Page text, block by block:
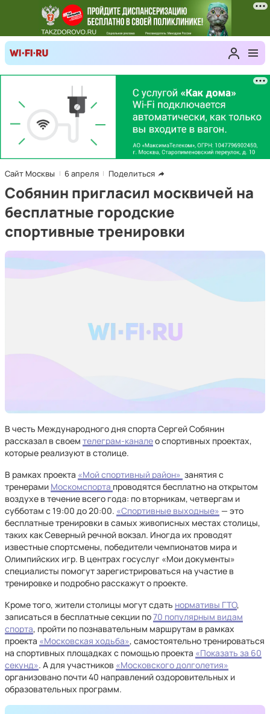
Сайт Москвы 6 апреля Поделиться
Собянин пригласил москвичей на
бесплатные городские
спортивные тренировки
В честь Международного дня спорта Сергей Собянин
рассказал в своем телеграм-каналео спортивных проектах,
которые реализуют в столице.
В рамках проекта «Мой спортивный район» занятия с
тренерами Москомспорта проводятся бесплатно на открытом
воздухе в течение всего года: по вторникам, четвергам и
субботам с 19:00 до 20:00. «Спортивные выходные» — это
бесплатные тренировки в самых живописных местах столицы,
таких как Северный речной вокзал. Иногда их проводят
известные спортсмены, победители чемпионатов мира и
Олимпийских игр. В центрах госуслуг «Мои документы»
специалисты помогут зарегистрироваться на участие в
тренировке и подробно расскажут о проекте.
Кроме того, жители столицы могут сдать нормативы ГТО,
записаться в бесплатные секции по70 популярным видам
спорта, пройти по познавательным маршрутам в рамках
проекта «Московская ходьба», самостоятельно тренироваться
на спортивных площадках с помощью проекта «Показать за 60
секунд». А для участников «Московского долголетия»
организовано почти 40 направлений оздоровительных и
образовательных программ.